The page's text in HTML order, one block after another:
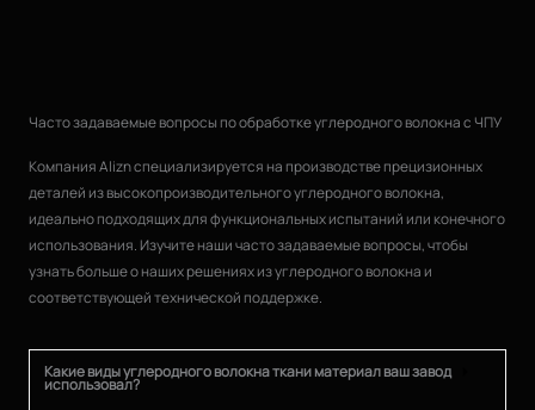
Часто задаваемые вопросы по обработке углеродного волокна с ЧПУ
Компания Alizn специализируется на производстве прецизионных
деталей из высокопроизводительного углеродного волокна,
идеально подходящих для функциональных испытаний или конечного
использования. Изучите наши часто задаваемые вопросы, чтобы
узнать больше о наших решениях из углеродного волокна и
соответствующей технической поддержке.
Какие виды углеродного волокна ткани материал ваш завод
использовал?